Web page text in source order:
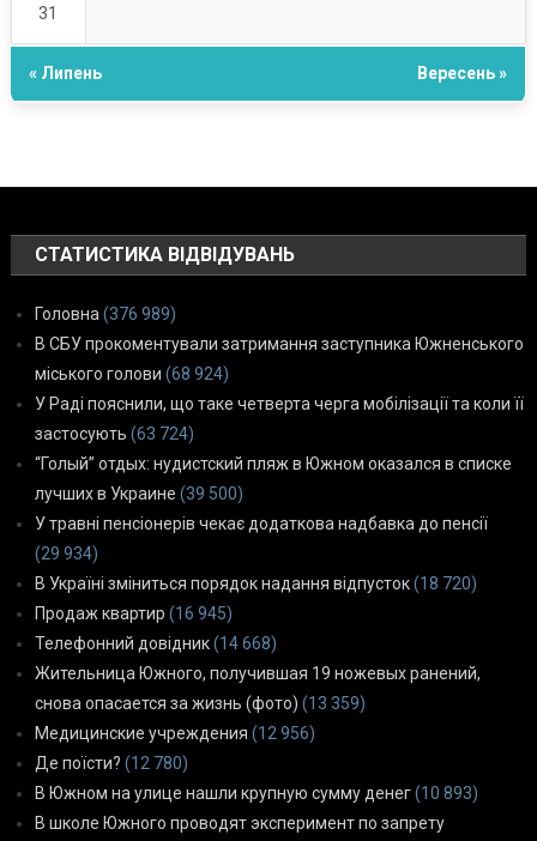
31
« Липень Вересень »
СТАТИСТИКА ВІДВІДУВАНЬ
Головна (376 989)
В СБУ прокоментували затримання заступника Южненського
міського голови (68 924)
У Раді пояснили, що таке четверта черга мобілізації та коли її
застосують (63 724)
“Голый” отдых: нудистский пляж в Южном оказался в списке
лучших в Украине (39 500)
У травні пенсіонерів чекає додаткова надбавка до пенсії
(29 934)
В Україні зміниться порядок надання відпусток(18 720)
Продаж квартир (16 945)
Телефонний довідник(14 668)
Жительница Южного, получившая 19 ножевых ранений,
снова опасается за жизнь (фото) (13 359)
Медицинские учреждения (12 956)
Де поїсти? (12 780)
В Южном на улице нашли крупную сумму денег(10 893)
В школе Южного проводят эксперимент по запрету